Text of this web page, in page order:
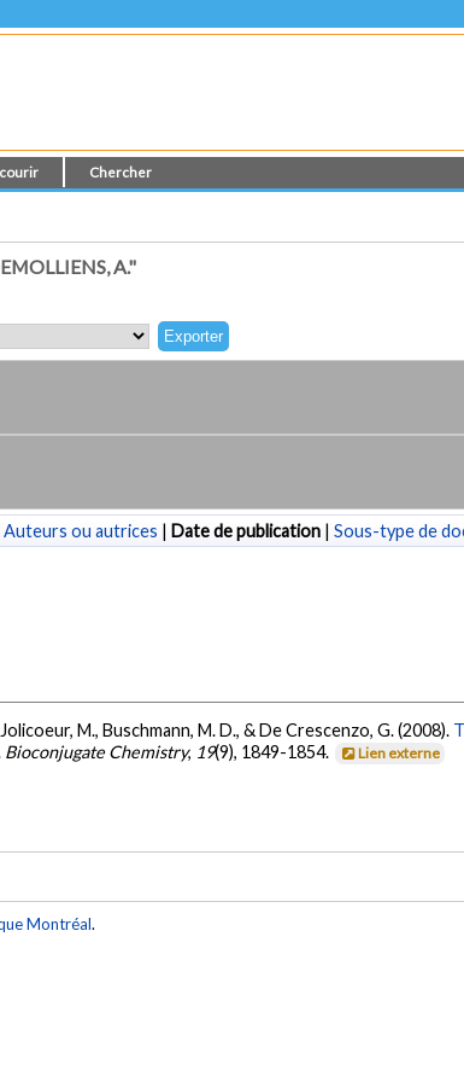
Chercher
A."
Auteurs ou autrices | Date de publication | Sous-type de
M., Buschmann, M. D., & De Crescenzo, G. (2008).
Bioconjugate Chemistry, 19(9), 1849-1854. Lien externe
Montréal.